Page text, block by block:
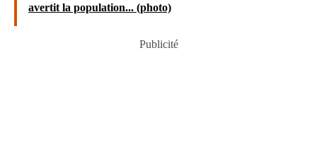
avertit la population... (photo)
Publicité